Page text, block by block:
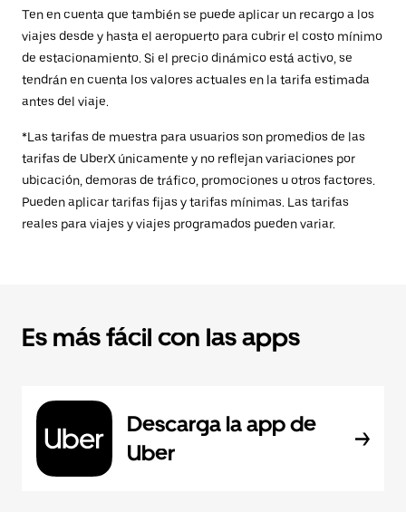
Ten en cuenta que también se puede aplicar un recargo a los
viajes desde y hasta el aeropuerto para cubrir el costo mínimo
de estacionamiento. Si el precio dinámico está activo, se
tendrán en cuenta los valores actuales en la tarifa estimada
antes del viaje.
*Las tarifas de muestra para usuarios son promedios de las
tarifas de UberX únicamente y no reflejan variaciones por
ubicación, demoras de tráfico, promociones u otros factores.
Pueden aplicar tarifas fijas y tarifas mínimas. Las tarifas
reales para viajes y viajes programados pueden variar.
Es más fácil con las apps
Descarga la app de
Uber